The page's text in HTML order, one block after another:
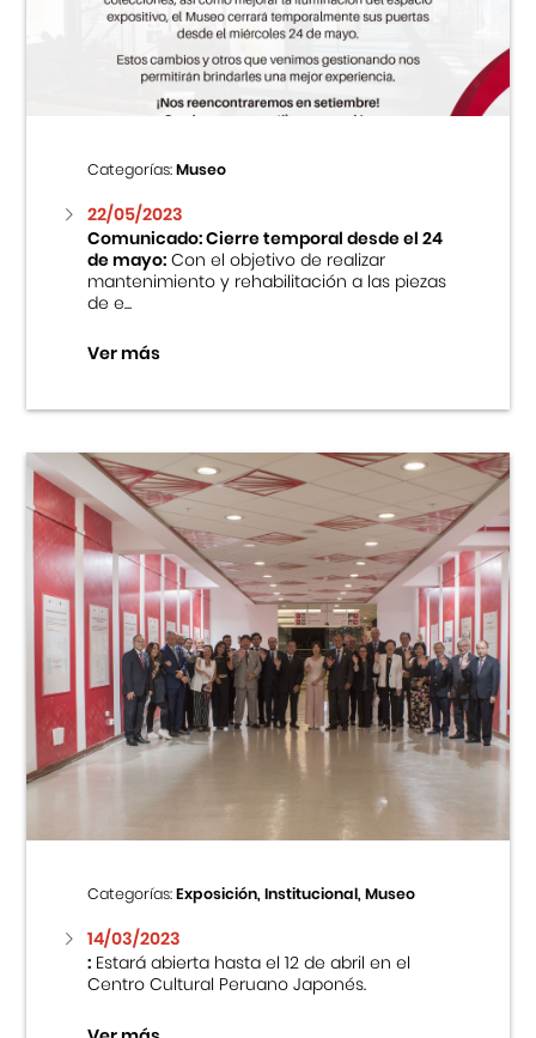
Centro Cultural Peruano Japonés
Museo de la Inmigración Japonesa
Fondo Editorial
Teatro Peruano Japonés
Categorías:Museo
22/05/2023
Comunicado: Cierre temporal desde el 24
de mayo:Con el objetivo de realizar
mantenimiento y rehabilitación a las piezas
de e...
Ver más
Categorías:Exposición, Institucional, Museo
14/03/2023
:Estará abierta hasta el 12 de abril en el
Centro Cultural Peruano Japonés.